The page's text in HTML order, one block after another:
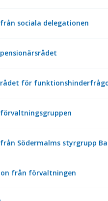
sociala delegationen
för
Södermalms styrgrupp
från förvaltningen